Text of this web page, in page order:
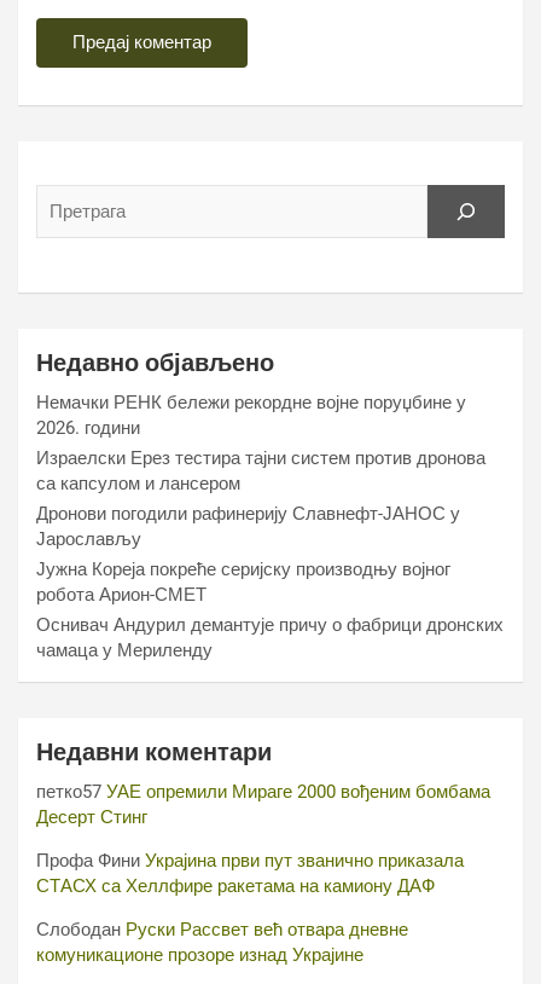
Недавно објављено
Немачки РЕНК бележи рекордне војне поруџбине у
2026. години
Израелски Ерез тестира тајни систем против дронова
са капсулом и лансером
Дронови погодили рафинерију Славнефт-ЈАНОС у
Јарослављу
Јужна Кореја покреће серијску производњу војног
робота Арион-СМЕТ
Оснивач Андурил демантује причу о фабрици дронских
чамаца у Мериленду
Недавни коментари
петко57 УАЕ опремили Мираге 2000 вођеним бомбама
Десерт Стинг
Профа Фини Украјина први пут званично приказала
СТАСХ са Хеллфире ракетама на камиону ДАФ
Слободан Руски Рассвет већ отвара дневне
комуникационе прозоре изнад Украјине